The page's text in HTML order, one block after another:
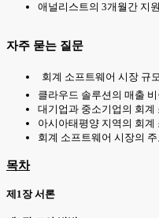
애널리스트의 3개월간 지원
자주 묻는 질문
회계 소프트웨어 시장 규
클라우드 솔루션의 매출
대기업과 중소기업의 회계
아시아태평양 지역의 회
회계 소프트웨어 시장의
목차
제1장 서론